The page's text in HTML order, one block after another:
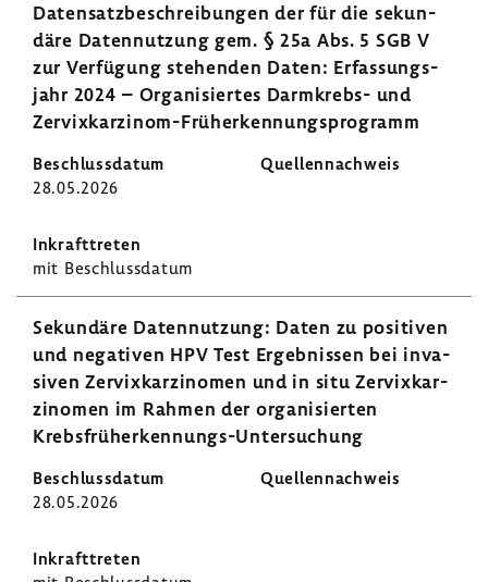
Daten­satz­be­schrei­bungen der für die sekun­
däre Daten­nut­zung gem. § 25a Abs. 5 SGB V
zur Verfü­gung stehenden Daten: Erfas­sungs­
jahr 2024 – Orga­ni­siertes Darmkrebs-​ und
Zervixkarzinom-​Früherkennungsprogramm
28.05.2026
mit Beschluss­datum
Sekun­däre Daten­nut­zung: Daten zu posi­tiven
und nega­tiven HPV Test Ergeb­nissen bei inva­
siven Zervix­kar­zi­nomen und in situ Zervix­kar­
zi­nomen im Rahmen der orga­ni­sierten
Krebsfrüherkennungs-​Untersuchung
28.05.2026